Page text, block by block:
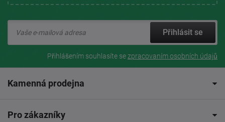
Přihlásit se
Přihlášením souhlasíte sezpracovaním osobních údajů
Kamenná prodejna
Pro zákazníky